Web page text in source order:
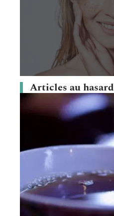
Articles au hasard